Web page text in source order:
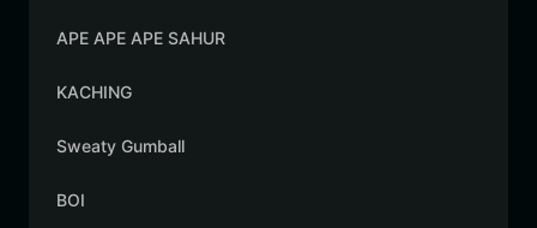
APE APE APE SAHUR
KACHING
Sweaty Gumball
BOI